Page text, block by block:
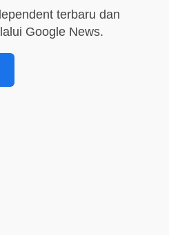
terbaru dan
Google News.